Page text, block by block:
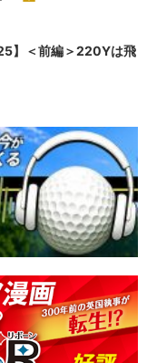
】＜前編＞220Yは飛